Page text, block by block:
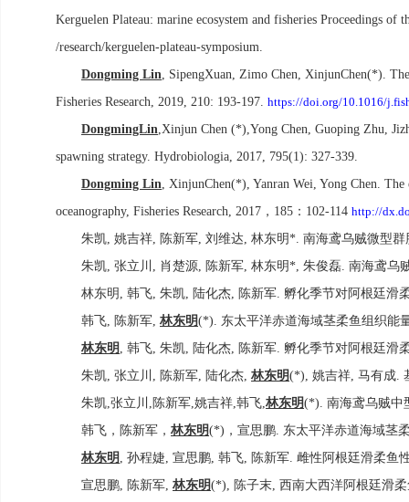
Kerguelen Plateau: marine ecosystem and fisheries Proceedings
/research/kerguelen-plateau-symposium.
Dongming Lin, SipengXuan, Zimo Chen, XinjunChen(*).
Fisheries Research, 2019, 210: 193-197. https://doi.org/10.1016/
DongmingLin,Xinjun Chen (*),Yong Chen, Guoping Zhu,
spawning strategy. Hydrobiologia, 2017, 795(1): 327-339.
Dongming Lin, XinjunChen(*), Yanran Wei, Yong Chen.
oceanography, Fisheries Research, 2017 ， 185 ： 102-114 http://
朱凯, 姚吉祥, 陈新军, 刘维达, 林东明*. 南海鸢乌贼微型
朱凯, 张立川 , 肖楚源, 陈新军, 林东明*, 朱俊磊. 南海鸢乌
林东明 , 韩飞, 朱凯, 陆化杰, 陈新军. 孵化季节对阿根廷滑
韩飞, 陈新军, 林东明(*). 东太平洋赤道海域茎柔鱼组织能
林东明 , 韩飞, 朱凯, 陆化杰, 陈新军. 孵化季节对阿根廷滑
朱凯, 张立川 , 陈新军, 陆化杰, 林东明(*), 姚吉祥, 马有成.
朱凯,张立川 , 陈新军,姚吉祥,韩飞,林东明(*). 南海鸢乌贼中
韩飞，陈新军， 林东明(*) ，宣思鹏. 东太平洋赤道海域茎
林东明 , 孙程婕, 宣思鹏, 韩飞, 陈新军. 雌性阿根廷滑柔鱼
宣思鹏, 陈新军, 林东明(*), 陈子末, 西南大西洋阿根廷滑